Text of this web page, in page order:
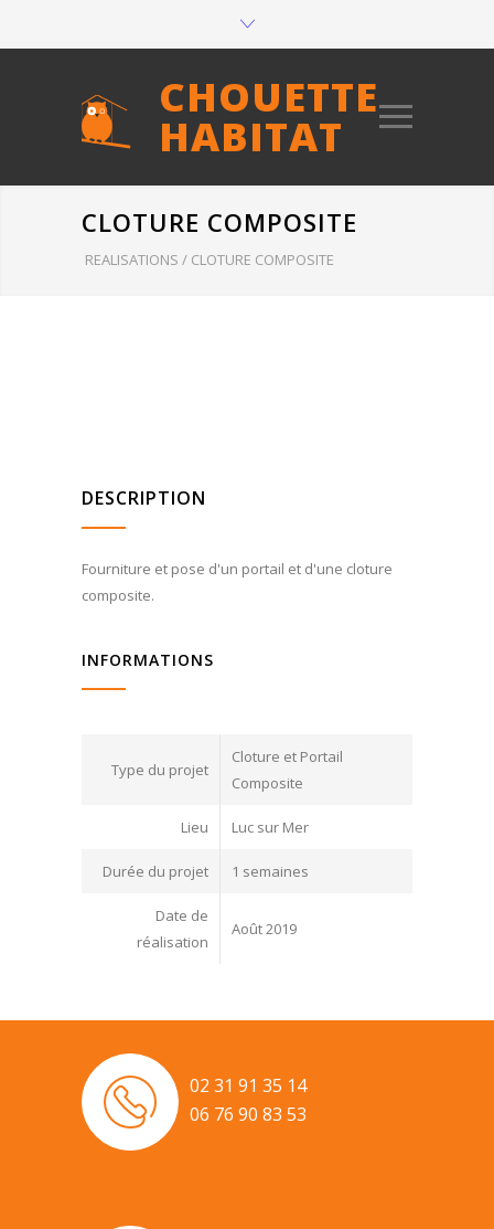
CHOUETTE
HABITAT
CLOTURE COMPOSITE
REALISATIONS / CLOTURE COMPOSITE
DESCRIPTION
Fourniture et pose d'un portail et d'une cloture
composite.
INFORMATIONS
Type du projet
Cloture et Portail
Composite
Lieu Luc sur Mer
Durée du projet 1 semaines
Date de
réalisation
Août 2019
02 31 91 35 14
06 76 90 83 53